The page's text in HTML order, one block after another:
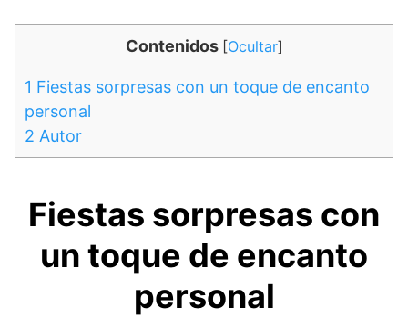
Contenidos [Ocultar]
1 Fiestas sorpresas con un toque de encanto
personal
2 Autor
Fiestas sorpresas con
un toque de encanto
personal